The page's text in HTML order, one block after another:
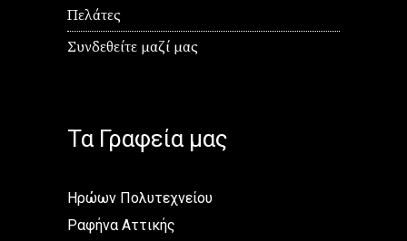
Πελάτες
Συνδεθείτε μαζί μας
Τα Γραφεία μας
Ηρώων Πολυτεχνείου
Ραφήνα Αττικής